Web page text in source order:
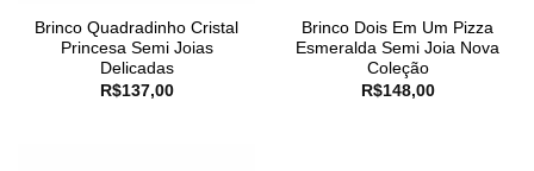
Brinco Quadradinho Cristal
Princesa Semi Joias
Delicadas
R$137,00
Brinco Dois Em Um Pizza
Esmeralda Semi Joia Nova
Coleção
R$148,00